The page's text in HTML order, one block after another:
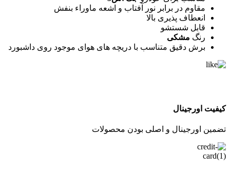
مقاوم در برابر نور آفتاب و اشعه ماوراء بنفش
انعطاف پذیری بالا
قابل شستشو
رنگ مشکی
برش دقیق متناسب با دریچه های هوای موجود روی داشبورد
کیفیت اورجینال
تضمین اورجینال و اصلی بودن محصولات